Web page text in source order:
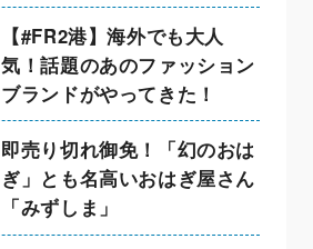
【#FR2港】海外でも大人
気！話題のあのファッション
ブランドがやってきた！
即売り切れ御免！「幻のおは
ぎ」とも名高いおはぎ屋さん
「みずしま」